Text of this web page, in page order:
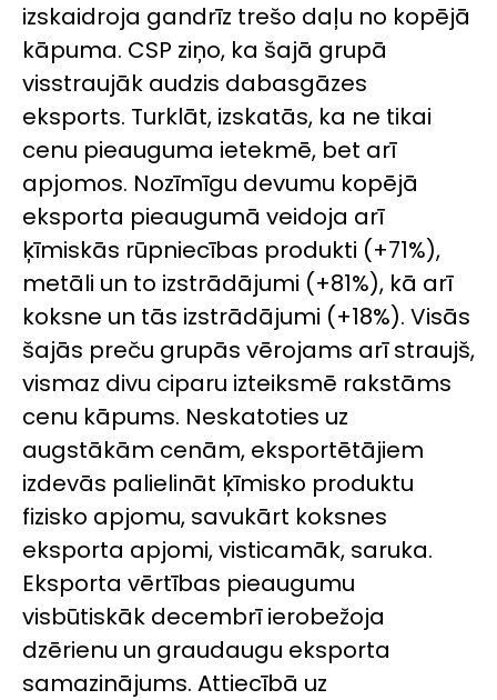
izskaidroja gandrīz trešo daļu no kopējā
kāpuma. CSP ziņo, ka šajā grupā
visstraujāk audzis dabasgāzes
eksports. Turklāt, izskatās, ka ne tikai
cenu pieauguma ietekmē, bet arī
apjomos. Nozīmīgu devumu kopējā
eksporta pieaugumā veidoja arī
ķīmiskās rūpniecības produkti (+71%),
metāli un to izstrādājumi (+81%), kā arī
koksne un tās izstrādājumi (+18%). Visās
šajās preču grupās vērojams arī straujš,
vismaz divu ciparu izteiksmē rakstāms
cenu kāpums. Neskatoties uz
augstākām cenām, eksportētājiem
izdevās palielināt ķīmisko produktu
fizisko apjomu, savukārt koksnes
eksporta apjomi, visticamāk, saruka.
Eksporta vērtības pieaugumu
visbūtiskāk decembrī ierobežoja
dzērienu un graudaugu eksporta
samazinājums. Attiecībā uz